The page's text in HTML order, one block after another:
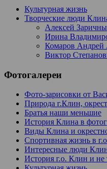
Культурная жизнь
Творческие люди
Алексей
Ирина
Комаров Андрей
Виктор
Фотогалереи
Фото-зарисовки от
Природа г.Клин,
Братья наши меньшие
История Клина в
Виды Клина и
Спортивная жизнь в
Интересные люди
История г.о. Клин и не